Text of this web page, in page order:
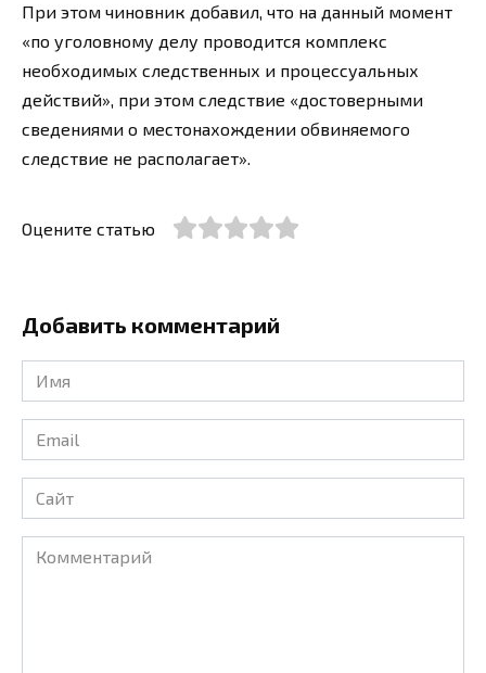
При этом чиновник добавил, что на данный момент
«по уголовному делу проводится комплекс
необходимых следственных и процессуальных
действий», при этом следствие «достоверными
сведениями о местонахождении обвиняемого
следствие не располагает».
Оцените статью
Добавить комментарий
Имя
*
Email
*
Сайт
Комментарий